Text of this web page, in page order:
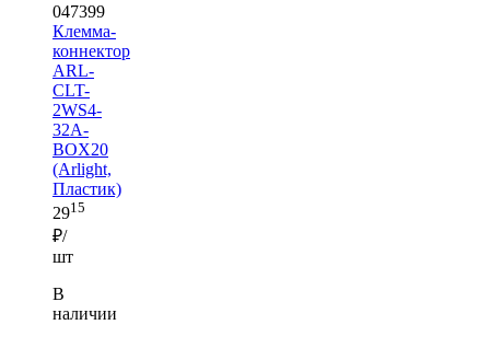
047399
Клемма-
коннектор
ARL-
CLT-
2WS4-
32A-
BOX20
(Arlight,
Пластик)
2915
₽/
шт
В
наличии